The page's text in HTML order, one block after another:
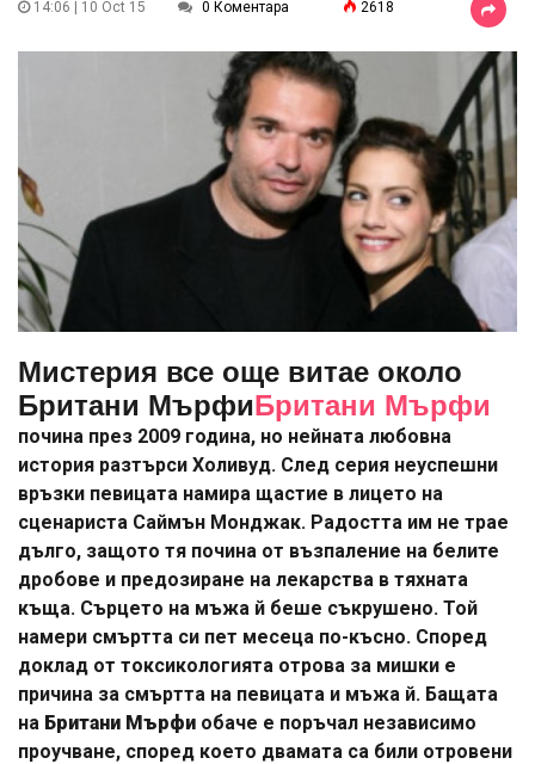
14:06 | 10 Oct 15 0 Коментара 2618
Мистерия все още витае около
Британи МърфиБритани Мърфи
почина през 2009 година, но нейната любовна
история разтърси Холивуд. След серия неуспешни
връзки певицата намира щастие в лицето на
сценариста Саймън Монджак. Радостта им не трае
дълго, защото тя почина от възпаление на белите
дробове и предозиране на лекарства в тяхната
къща. Сърцето на мъжа й беше съкрушено. Той
намери смъртта си пет месеца по-късно. Според
доклад от токсикологията отрова за мишки е
причина за смъртта на певицата и мъжа й. Бащата
на Британи Мърфи обаче е поръчал независимо
проучване, според което двамата са били отровени